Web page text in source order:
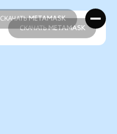
СКАЧАТЬ METAMASK
СКАЧАТЬ METAMASK
СКАЧАТЬ METAMASK